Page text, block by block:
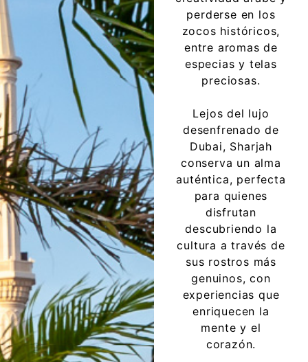
perderse en los
zocos históricos,
entre aromas de
especias y telas
preciosas.
Lejos del lujo
desenfrenado de
Dubai, Sharjah
conserva un alma
auténtica, perfecta
para quienes
disfrutan
descubriendo la
cultura a través de
sus rostros más
genuinos, con
experiencias que
enriquecen la
mente y el
corazón.